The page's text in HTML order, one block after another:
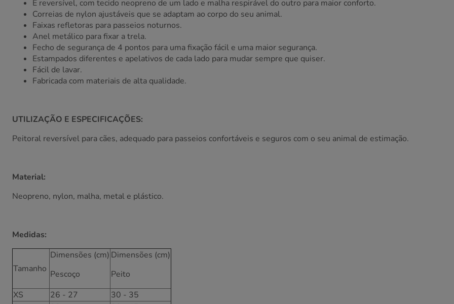
É reversível, com tecido neopreno de um lado e malha respirável do outro para maior conforto.
Correias de nylon ajustáveis que se adaptam ao corpo do seu animal.
Faixas refletoras para passeios noturnos.
Anel metálico para fixar a trela.
Fecho de segurança de 4 pontos para uma fixação fácil e uma maior segurança.
Estampados diferentes e apelativos de cada lado para mudar sempre que quiser.
Fácil de lavar.
Fabricada com materiais de alta qualidade.
UTILIZAÇÃO E ESPECIFICAÇÕES:
Peitoral reversível para cães, adequado para passeios confortáveis e seguros com o seu animal de estimação.
Material:
Neopreno, nylon, malha, metal e plástico.
Medidas:
Tamanho
Dimensões (cm)
Pescoço
Dimensões (cm)
Peito
XS
26 - 27
30 - 35